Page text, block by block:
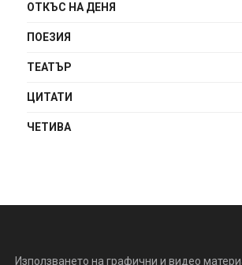
ОТКЪС НА ДЕНЯ
ПОЕЗИЯ
ТЕАТЪР
ЦИТАТИ
ЧЕТИВА
Използването на графични и видео